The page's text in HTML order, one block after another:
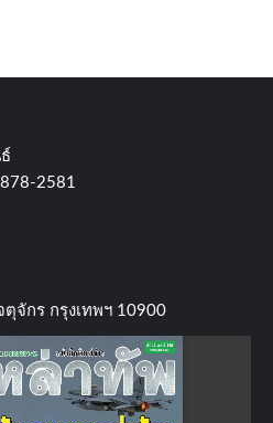
2581
จักร​ กรุงเทพฯ 10900